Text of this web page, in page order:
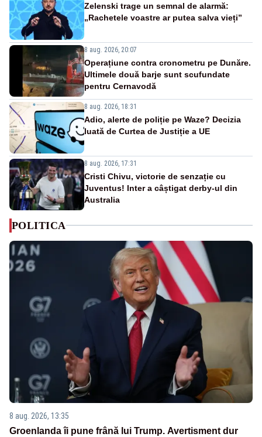
Zelenski trage un semnal de alarmă:
„Rachetele voastre ar putea salva vieți”
8 aug. 2026, 20:07
Operațiune contra cronometru pe Dunăre.
Ultimele două barje sunt scufundate
pentru Cernavodă
8 aug. 2026, 18:31
Adio, alerte de poliție pe Waze? Decizia
luată de Curtea de Justiție a UE
8 aug. 2026, 17:31
Cristi Chivu, victorie de senzație cu
Juventus! Inter a câștigat derby-ul din
Australia
POLITICA
8 aug. 2026, 13:35
Groenlanda îi pune frână lui Trump. Avertisment dur